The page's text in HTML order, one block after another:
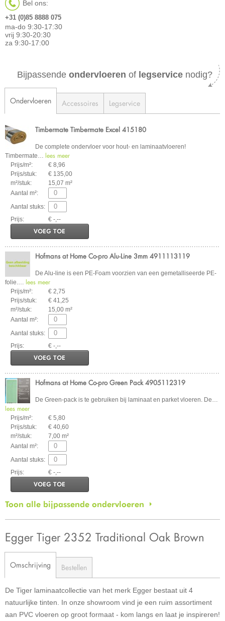
Bel ons:
+31 (0)85 8888 075
ma-do 9:30-17:30
vrij 9:30-20:30
za 9:30-17:00
Bijpassende ondervloeren of legservice nodig?
Ondervloeren Accessoires Legservice
Timbermate Timbermate Excel 415180
De complete ondervloer voor hout- en laminaatvloeren!
Timbermate
lees meer
Prijs/m²:
€ 8,96
Prijs/stuk:
€ 135,00
m²/stuk:
15,07 m²
Aantal m²:
Aantal stuks:
Prijs:
€ -,--
VOEG TOE
Hofmans at Home Co-pro Alu-Line 3mm 4911113119
De Alu-line is een PE-Foam voorzien van een gemetalliseerde PE-
folie.
lees meer
Prijs/m²:
€ 2,75
Prijs/stuk:
€ 41,25
m²/stuk:
15,00 m²
Aantal m²:
Aantal stuks:
Prijs:
€ -,--
VOEG TOE
Hofmans at Home Co-pro Green Pack 4905112319
De Green-pack is te gebruiken bij laminaat en parket vloeren. De
lees meer
Prijs/m²:
€ 5,80
Prijs/stuk:
€ 40,60
m²/stuk:
7,00 m²
Aantal m²:
Aantal stuks:
Prijs:
€ -,--
VOEG TOE
Toon alle bijpassende ondervloeren
Egger Tiger 2352 Traditional Oak Brown
Omschrijving Bestellen
De Tiger laminaatcollectie van het merk Egger bestaat uit 4
natuurlijke tinten. In onze showroom vind je een ruim assortiment
aan PVC vloeren op groot formaat - kom langs en laat je inspireren!